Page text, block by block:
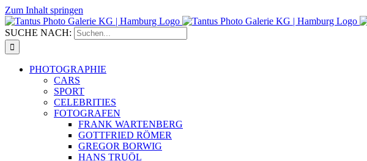
Zum Inhalt springen
SUCHE NACH:
PHOTOGRAPHIE
CARS
SPORT
CELEBRITIES
FOTOGRAFEN
FRANK WARTENBERG
GOTTFRIED RÖMER
GREGOR BORWIG
HANS TRUÖL